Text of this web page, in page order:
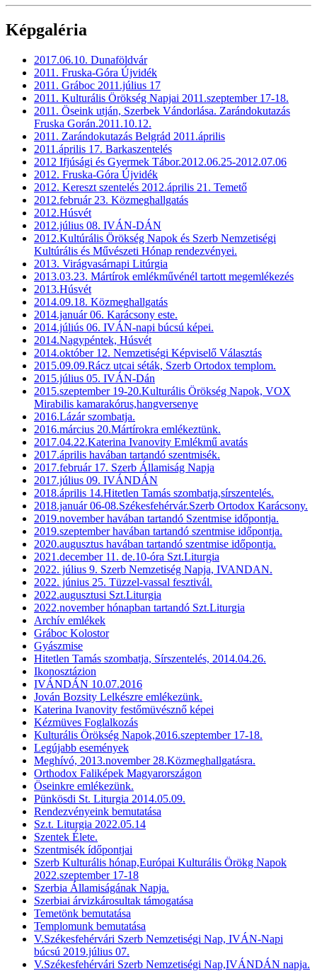
Képgaléria
2017.06.10. Dunaföldvár
2011. Fruska-Góra Újvidék
2011. Gráboc 2011.július 17
2011. Kulturális Örökség Napjai 2011.szeptember 17-18.
2011. Öseink utján, Szerbek Vándorlása. Zarándokutazás
Fruska Gorán.2011.10.12.
2011. Zarándokutazás Belgrád 2011.április
2011.április 17. Barkaszentelés
2012 Ifjúsági és Gyermek Tábor.2012.06.25-2012.07.06
2012. Fruska-Góra Újvidék
2012. Kereszt szentelés 2012.április 21. Temető
2012.február 23. Közmeghallgatás
2012.Húsvét
2012.július 08. IVÁN-DÁN
2012.Kultúrális Örökség Napok és Szerb Nemzetiségi
Kultúrális és Művészeti Hónap rendezvényei.
2013. Virágvasárnapi Litúrgia
2013.03.23. Mártírok emlékművénél tartott megemlékezés
2013.Húsvét
2014.09.18. Közmeghallgatás
2014.január 06. Karácsony este.
2014.júliús 06. IVÁN-napi búcsú képei.
2014.Nagypéntek, Húsvét
2014.október 12. Nemzetiségi Képviselő Választás
2015.09.09.Rácz utcai séták, Szerb Ortodox templom.
2015.július 05. IVÁN-Dán
2015.szeptember 19-20.Kulturális Örökség Napok, VOX
Mirabilis kamarakórus,hangversenye
2016.Lázár szombatja.
2016.március 20.Mártírokra emlékeztünk.
2017.04.22.Katerina Ivanovity Emlékmű avatás
2017.április havában tartandó szentmisék.
2017.február 17. Szerb Államiság Napja
2017.július 09. IVÁNDÁN
2018.április 14.Hitetlen Tamás szombatja,sírszentelés.
2018.január 06-08.Székesfehérvár.Szerb Ortodox Karácsony.
2019.november havában tartandó Szentmise időpontja.
2019.szeptember havában tartandó szentmise időpontja.
2020.augusztus havában tartandó szentmise időpontja.
2021.december 11. de.10-óra Szt.Liturgia
2022. július 9. Szerb Nemzetiség Napja, IVANDAN.
2022. június 25. Tüzzel-vassal fesztivál.
2022.augusztusi Szt.Liturgia
2022.november hónapban tartandó Szt.Liturgia
Archív emlékek
Gráboc Kolostor
Gyászmise
Hitetlen Tamás szombatja, Sírszentelés, 2014.04.26.
Ikonosztázion
IVÁNDÁN 10.07.2016
Jován Bozsity Lelkészre emlékezünk.
Katerina Ivanovity festőmüvésznő képei
Kézmüves Foglalkozás
Kulturális Örökség Napok,2016.szeptember 17-18.
Legújabb események
Meghívó, 2013.november 28.Közmeghallgatásra.
Orthodox Faliképek Magyarországon
Öseinkre emlékezünk.
Pünkösdi St. Liturgia 2014.05.09.
Rendezvényeink bemutatása
Sz.t. Liturgia 2022.05.14
Szentek Élete.
Szentmisék ídőpontjai
Szerb Kulturális hónap,Európai Kulturális Örökg Napok
2022.szeptember 17-18
Szerbia Államiságának Napja.
Szerbiai árvizkárosultak támogatása
Temetönk bemutatása
Templomunk bemutatása
V.Székesfehérvári Szerb Nemzetiségi Nap, IVÁN-Napi
búcsú 2019.július 07.
V.Székesfehérvári Szerb Nemzetiségi Nap,IVÁNDÁN napja.